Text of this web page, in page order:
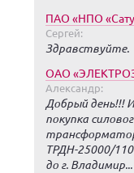
ПАО «НПО
Сергей:
Здравствуйте.
ОАО
Александр:
Добрый день!!!
покупка
ТРДН-25000/
до г. Владимир...